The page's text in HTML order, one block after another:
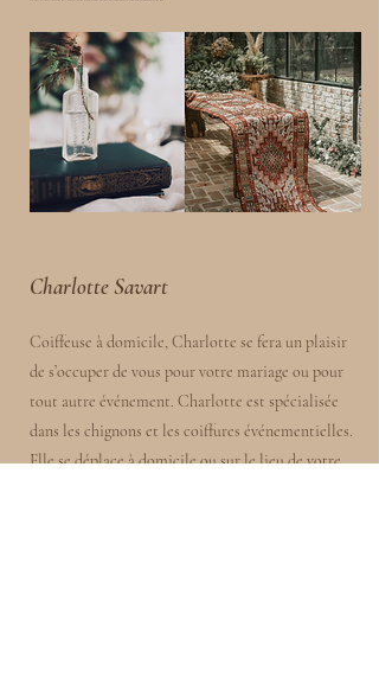
Charlotte Savart
Coiffeuse à domicile, Charlotte se fera un plaisir
de s’occuper de vous pour votre mariage ou pour
tout autre événement. Charlotte est spécialisée
dans les chignons et les coiffures événementielles.
Elle se déplace à domicile ou sur le lieu de votre